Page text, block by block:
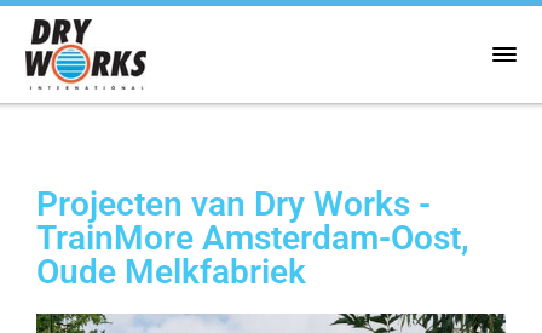
Projecten van Dry Works -
TrainMore Amsterdam-Oost,
Oude Melkfabriek